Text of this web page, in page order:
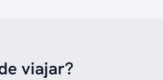
viajar?